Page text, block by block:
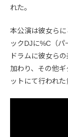
れた。
本公演は彼女ら
ックDJに%C（パ
ドラムに彼女ら
加わり、その他
ットにて行われた